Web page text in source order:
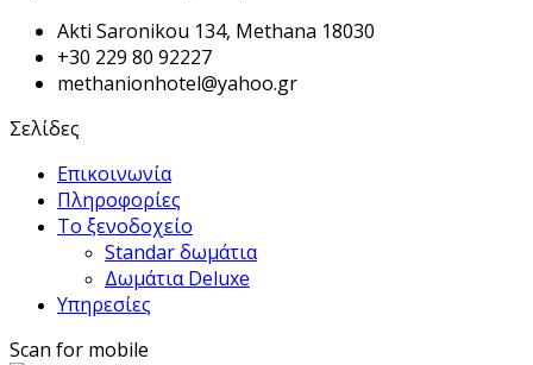
Akti Saronikou 134, Methana 18030
+30 229 80 92227
methanionhotel@yahoo.gr
Σελίδες
Επικοινωνία
Πληροφορίες
Το ξενοδοχείο
Standar δωμάτια
Δωμάτια Deluxe
Υπηρεσίες
Scan for mobile